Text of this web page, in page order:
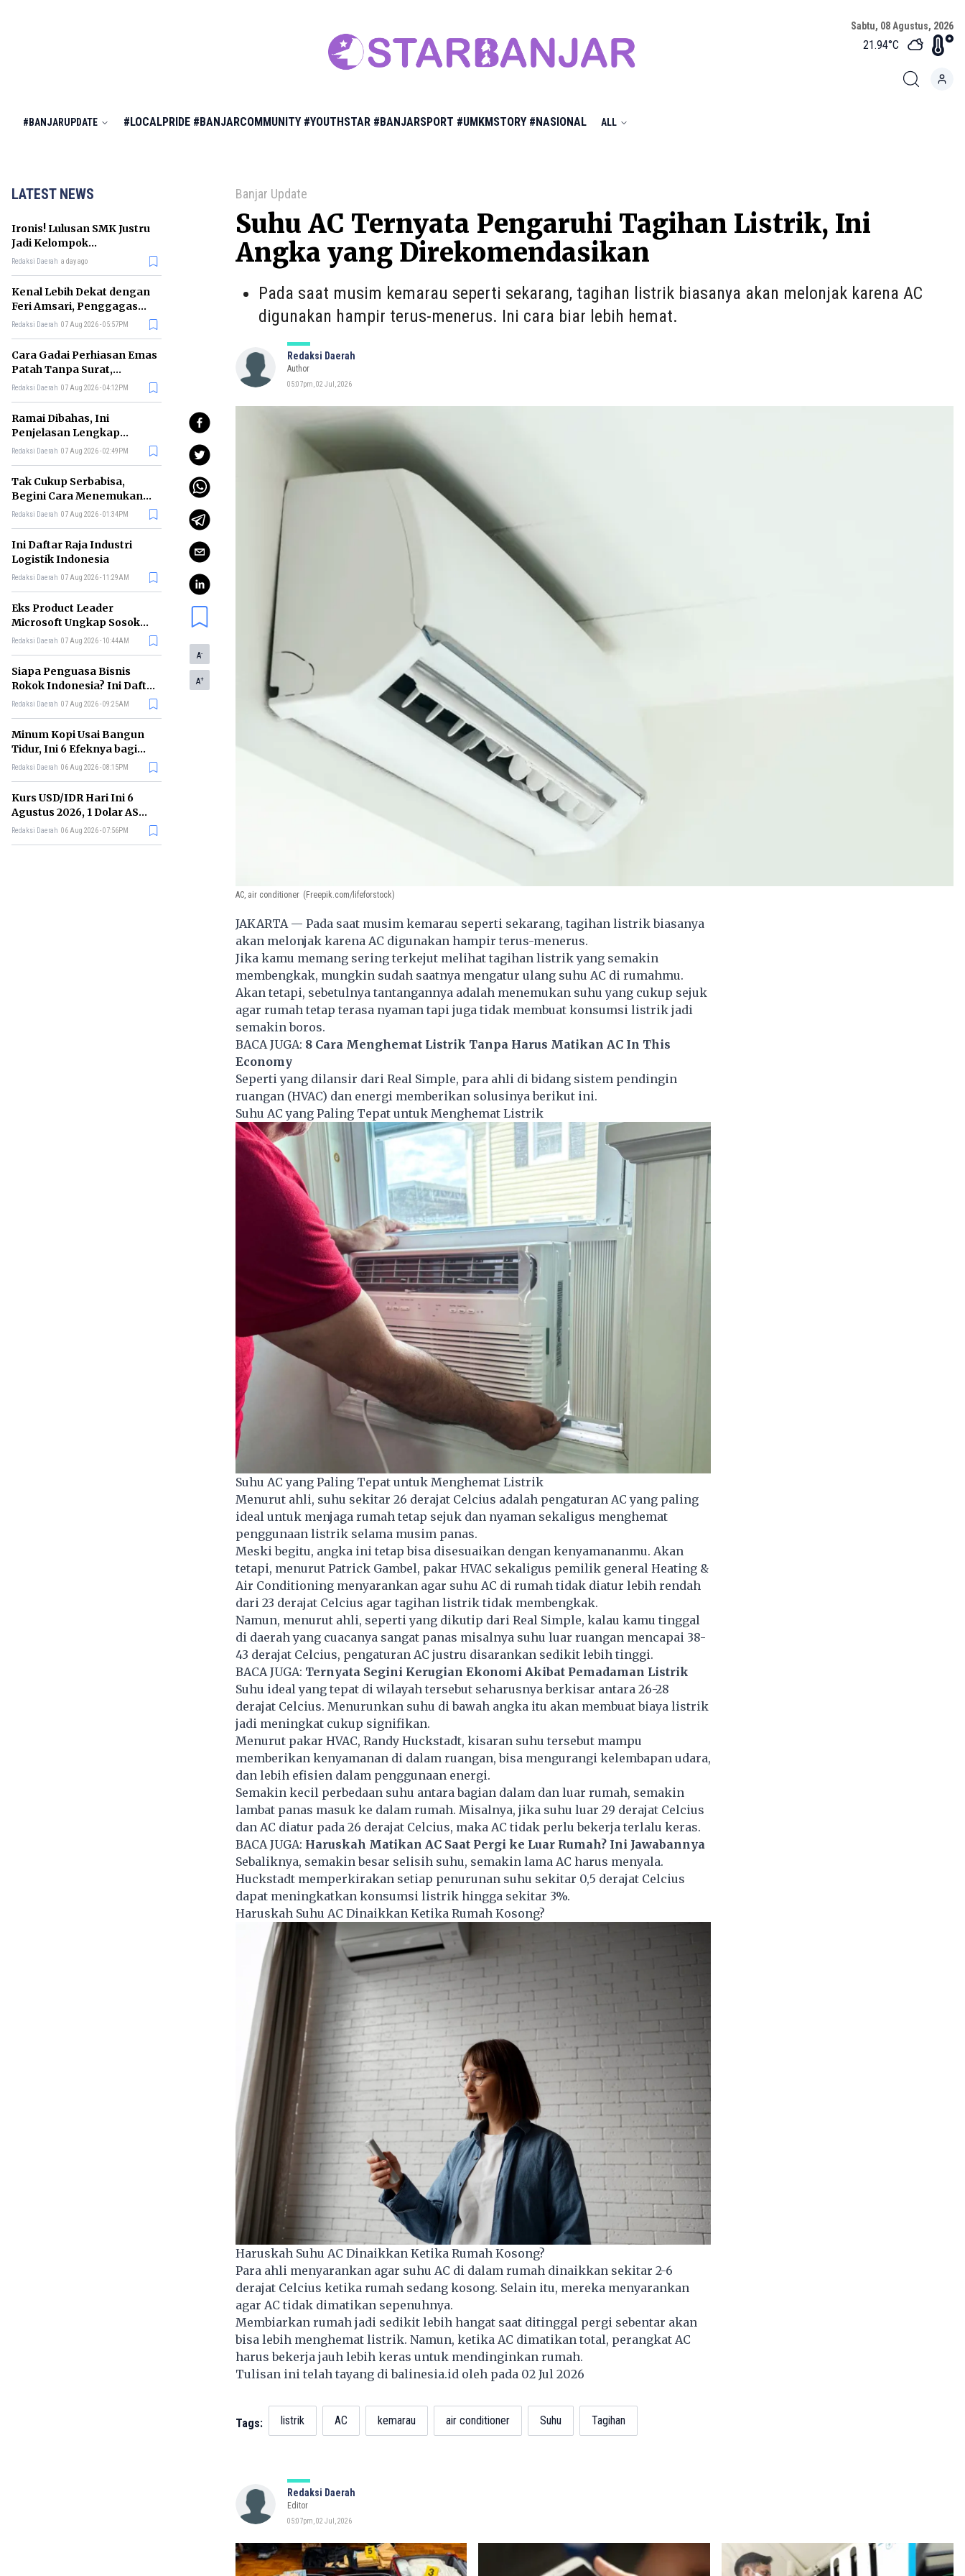
Sabtu, 08 Agustus, 2026
21.94°C
#BANJARUPDATE #LOCALPRIDE #BANJARCOMMUNITY #YOUTHSTAR #BANJARSPORT #UMKMSTORY #NASIONAL ALL
LATEST NEWS
Ironis! Lulusan SMK Justru
Jadi Kelompok
Pengangguran Terbanyak
Redaksi Daerah a day ago
Kenal Lebih Dekat dengan
Feri Amsari, Penggagas
Kabinet Bayangan
Redaksi Daerah 07 Aug 2026 - 05:57PM
Cara Gadai Perhiasan Emas
Patah Tanpa Surat,
Ternyata Tetap Bisa!
Redaksi Daerah 07 Aug 2026 - 04:12PM
Ramai Dibahas, Ini
Penjelasan Lengkap
tentang Konsep Kabinet
Redaksi Daerah 07 Aug 2026 - 02:49PM
Tak Cukup Serbabisa,
Begini Cara Menemukan
'Spike' agar CV Dilirik HR
Redaksi Daerah 07 Aug 2026 - 01:34PM
Ini Daftar Raja Industri
Logistik Indonesia
Redaksi Daerah 07 Aug 2026 - 11:29AM
Eks Product Leader
Microsoft Ungkap Sosok
yang Paling Cocok
Redaksi Daerah 07 Aug 2026 - 10:44AM
Siapa Penguasa Bisnis
Rokok Indonesia? Ini Daftar
Perusahaan Terbesarnya
Redaksi Daerah 07 Aug 2026 - 09:25AM
Minum Kopi Usai Bangun
Tidur, Ini 6 Efeknya bagi
Kesehatan Tubuh
Redaksi Daerah 06 Aug 2026 - 08:15PM
Kurs USD/IDR Hari Ini 6
Agustus 2026, 1 Dolar AS
Kini Berapa Rupiah?
Redaksi Daerah 06 Aug 2026 - 07:56PM
Banjar Update
Suhu AC Ternyata Pengaruhi Tagihan Listrik, Ini
Angka yang Direkomendasikan
Pada saat musim kemarau seperti sekarang, tagihan listrik biasanya akan melonjak karena AC
digunakan hampir terus-menerus. Ini cara biar lebih hemat.
Redaksi Daerah
Author
05:07pm, 02 Jul, 2026
A-
A+
AC, air conditioner (Freepik.com/lifeforstock)
JAKARTA — Pada saat musim kemarau seperti sekarang, tagihan listrik biasanya
akan melonjak karena AC digunakan hampir terus-menerus.
Jika kamu memang sering terkejut melihat tagihan listrik yang semakin
membengkak, mungkin sudah saatnya mengatur ulang suhu AC di rumahmu.
Akan tetapi, sebetulnya tantangannya adalah menemukan suhu yang cukup sejuk
agar rumah tetap terasa nyaman tapi juga tidak membuat konsumsi listrikjadi
semakin boros.
BACA JUGA: 8 Cara Menghemat Listrik Tanpa Harus Matikan AC In This
Economy
Seperti yang dilansir dari Real Simple, para ahli di bidang sistem pendingin
ruangan (HVAC) dan energi memberikan solusinya berikut ini.
Suhu AC yang Paling Tepat untuk Menghemat Listrik
Suhu AC yang Paling Tepat untuk Menghemat Listrik
Menurut ahli, suhu sekitar 26 derajat Celcius adalah pengaturan ACyang paling
ideal untuk menjaga rumah tetap sejuk dan nyaman sekaligus menghemat
penggunaan listrik selama musim panas.
Meski begitu, angka ini tetap bisa disesuaikan dengan kenyamananmu. Akan
tetapi, menurut Patrick Gambel, pakar HVAC sekaligus pemilik general Heating &
Air Conditioning menyarankan agar suhu AC di rumah tidak diatur lebih rendah
dari 23 derajat Celcius agar tagihan listrik tidak membengkak.
Namun, menurut ahli, seperti yang dikutip dari Real Simple, kalau kamu tinggal
di daerah yang cuacanya sangat panas misalnya suhu luar ruangan mencapai 38-
43 derajat Celcius, pengaturan AC justru disarankan sedikit lebih tinggi.
BACA JUGA: Ternyata Segini Kerugian Ekonomi Akibat Pemadaman Listrik
Suhu ideal yang tepat di wilayah tersebut seharusnya berkisar antara 26-28
derajat Celcius. Menurunkan suhu di bawah angka itu akan membuat biaya listrik
jadi meningkat cukup signifikan.
Menurut pakar HVAC, Randy Huckstadt, kisaran suhu tersebut mampu
memberikan kenyamanan di dalam ruangan, bisa mengurangi kelembapan udara,
dan lebih efisien dalam penggunaan energi.
Semakin kecil perbedaan suhu antara bagian dalam dan luar rumah, semakin
lambat panas masuk ke dalam rumah. Misalnya, jika suhu luar 29 derajat Celcius
dan AC diatur pada 26 derajat Celcius, maka AC tidak perlu bekerja terlalu keras.
BACA JUGA: Haruskah Matikan AC Saat Pergi ke Luar Rumah? Ini Jawabannya
Sebaliknya, semakin besar selisih suhu, semakin lama AC harus menyala.
Huckstadt memperkirakan setiap penurunan suhu sekitar 0,5 derajat Celcius
dapat meningkatkan konsumsi listrik hingga sekitar 3%.
Haruskah Suhu AC Dinaikkan Ketika Rumah Kosong?
Haruskah Suhu AC Dinaikkan Ketika Rumah Kosong?
Para ahli menyarankan agar suhu AC di dalam rumah dinaikkan sekitar 2-6
derajat Celcius ketika rumah sedang kosong. Selain itu, mereka menyarankan
agar AC tidak dimatikan sepenuhnya.
Membiarkan rumah jadi sedikit lebih hangat saat ditinggal pergi sebentar akan
bisa lebih menghemat listrik. Namun, ketika AC dimatikan total, perangkat AC
harus bekerja jauh lebih keras untuk mendinginkan rumah.
Tulisan ini telah tayang dibalinesia.idoleh pada 02 Jul 2026
Tags: listrik AC kemarau air conditioner Suhu Tagihan
Redaksi Daerah
Editor
05:07pm, 02 Jul, 2026